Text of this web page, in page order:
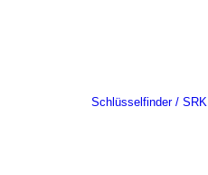
Schlüsselfinder / SRK